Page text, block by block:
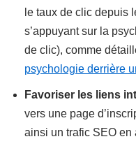
le taux de clic depuis
s’appuyant sur la
de clic), comme
psychologie derrière
Favoriser les liens
vers une page
ainsi un trafic SEO en